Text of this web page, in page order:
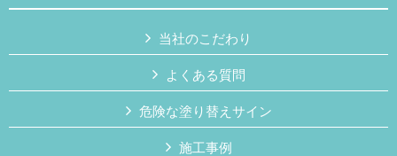
当社のこだわり
よくある質問
危険な塗り替えサイン
施工事例